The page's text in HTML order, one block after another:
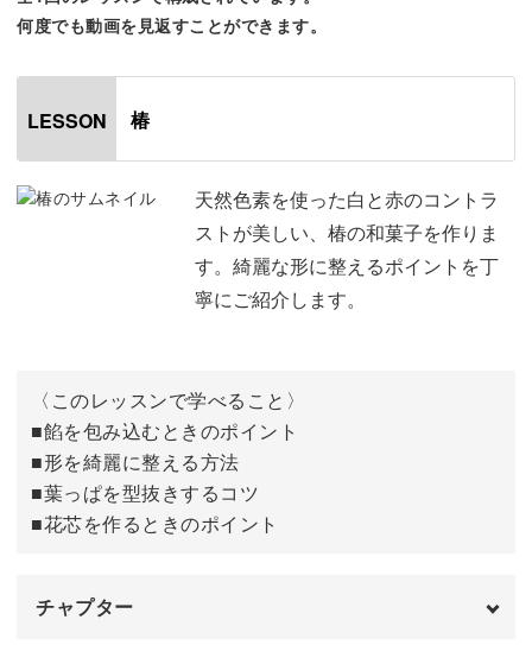
なりますね。
そんな椿をモチーフにした練り切りの作り方を、わかりや
すくレクチャーしていきますよ。
具体的なポイントは、
◆餡を包み込むときのポイント
◆形を綺麗に整える方法
◆葉っぱを型抜きするコツ
花芯や葉っぱのバランスのよい配置の仕方など、ころんと
して可愛い椿を練り切りで作る方法をレッスンしていきま
今回は白と赤の2色で作りましたが、赤・白・ピンクなど1
何度でも動画を見返すことができます。
LESSON 椿
天然色素を使った白と赤のコントラ
ストが美しい、椿の和菓子を作りま
す。綺麗な形に整えるポイントを丁
寧にご紹介します。
〈このレッスンで学べること〉
■餡を包み込むときのポイント
■形を綺麗に整える方法
■葉っぱを型抜きするコツ
■花芯を作るときのポイント
チャプター